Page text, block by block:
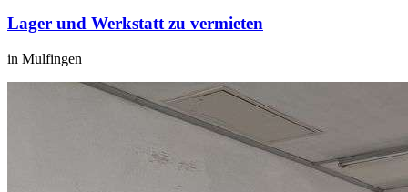
Lager und Werkstatt zu vermieten
in Mulfingen